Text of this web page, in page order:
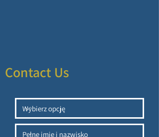
Contact Us